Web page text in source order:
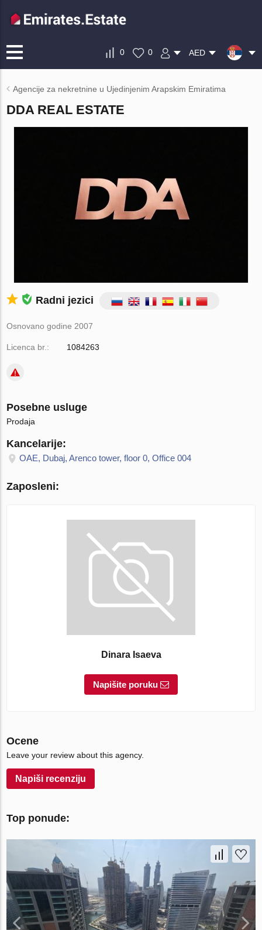
0 0 AED
Agencije za nekretnine u Ujedinjenim Arapskim Emiratima
DDA REAL ESTATE
Radni jezici
Osnovano godine 2007
Licenca br.: 1084263
Posebne usluge
Prodaja
Kancelarije:
OAE, Dubaj, Arenco tower, floor 0, Office 004
Zaposleni:
Dinara Isaeva
Napišite poruku
Ocene
Leave your review about this agency.
Napiši recenziju
Top ponude: